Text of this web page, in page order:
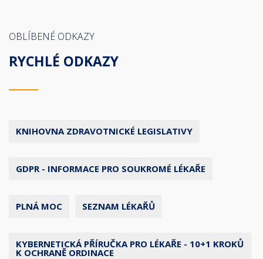
OBLÍBENÉ ODKAZY
RYCHLÉ ODKAZY
KNIHOVNA ZDRAVOTNICKÉ LEGISLATIVY
GDPR - INFORMACE PRO SOUKROMÉ LÉKAŘE
PLNÁ MOC SEZNAM LÉKAŘŮ
KYBERNETICKÁ PŘÍRUČKA PRO LÉKAŘE - 10+1 KROKŮ
K OCHRANĚ ORDINACE